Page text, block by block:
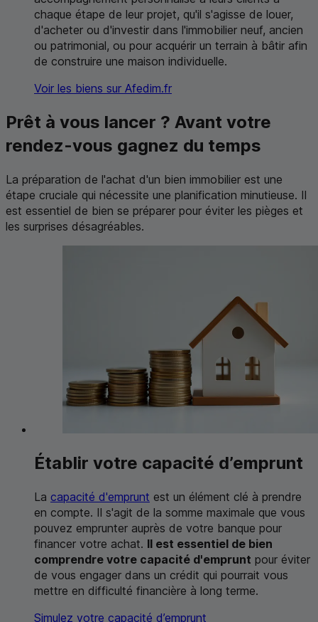
chaque étape de leur projet, qu'il s'agisse de louer,
d'acheter ou d'investir dans l'immobilier neuf, ancien
ou patrimonial, ou pour acquérir un terrain à bâtir afin
de construire une maison individuelle.
Voir les biens sur Afedim.fr
Prêt à vous lancer ? Avant votre
rendez-vous gagnez du temps
La préparation de l'achat d'un bien immobilier est une
étape cruciale qui nécessite une planification minutieuse. Il
est essentiel de bien se préparer pour éviter les pièges et
les surprises désagréables.
Établir votre capacité d’emprunt
La capacité d'emprunt est un élément clé à prendre
en compte. Il s'agit de la somme maximale que vous
pouvez emprunter auprès de votre banque pour
financer votre achat. Il est essentiel de bien
comprendre votre capacité d'emprunt pour éviter
de vous engager dans un crédit qui pourrait vous
mettre en difficulté financière à long terme.
Simulez votre capacité d’emprunt